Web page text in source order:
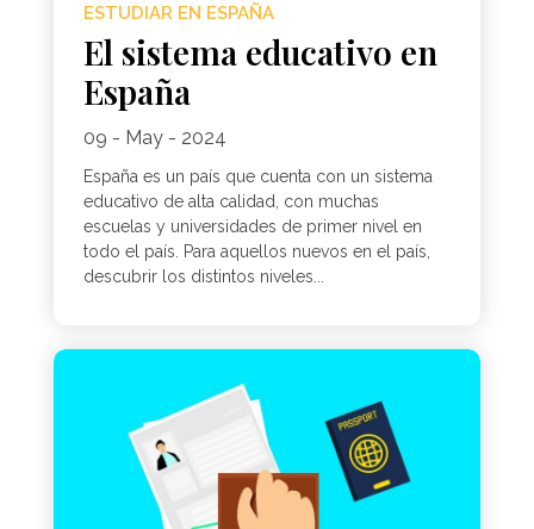
ESTUDIAR EN ESPAÑA
El sistema educativo en
España
09 - May - 2024
España es un país que cuenta con un sistema
educativo de alta calidad, con muchas
escuelas y universidades de primer nivel en
todo el país. Para aquellos nuevos en el país,
descubrir los distintos niveles...